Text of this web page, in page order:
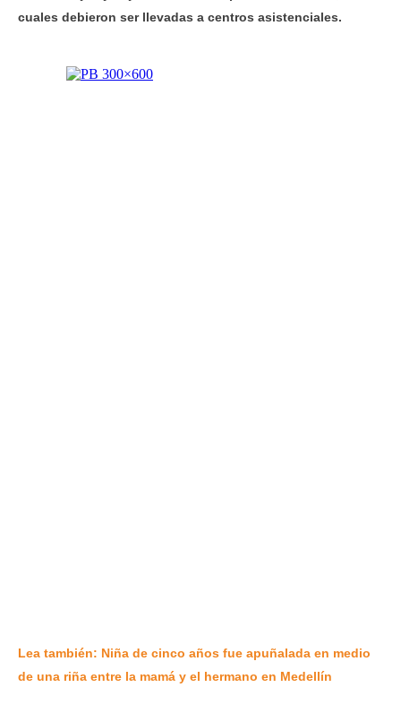
cuales debieron ser llevadas a centros asistenciales.
Lea también: Niña de cinco años fue apuñalada en medio
de una riña entre la mamá y el hermano en Medellín